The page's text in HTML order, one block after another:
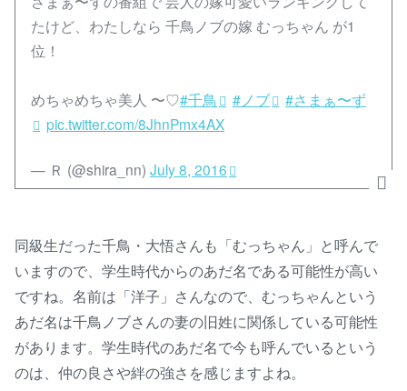
たけど、わたしなら 千鳥ノブの嫁 むっちゃん が1
位！
めちゃめちゃ美人 〜♡#千鳥 #ノブ
#さまぁ〜ず
pic.twitter.com/8JhnPmx4AX
— Ｒ (@shira_nn)July 8, 2016
同級生だった千鳥・大悟さんも「むっちゃん」と呼んで
いますので、学生時代からのあだ名である可能性が高い
ですね。名前は「洋子」さんなので、むっちゃんという
あだ名は千鳥ノブさんの妻の旧姓に関係している可能性
があります。学生時代のあだ名で今も呼んでいるという
のは、仲の良さや絆の強さを感じますよね。